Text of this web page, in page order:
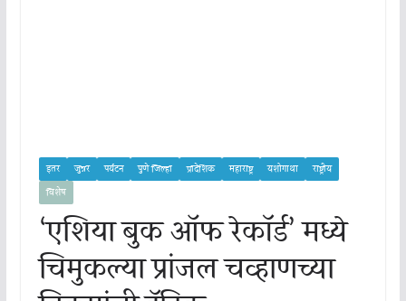
इतर जुन्नर पर्यटन पुणे जिल्हा प्रादेशिक महाराष्ट्र यशोगाथा
राष्ट्रीय
विशेष
‘एशिया बुक ऑफ रेकॉर्ड’ मध्ये
चिमुकल्या प्रांजल चव्हाणच्या